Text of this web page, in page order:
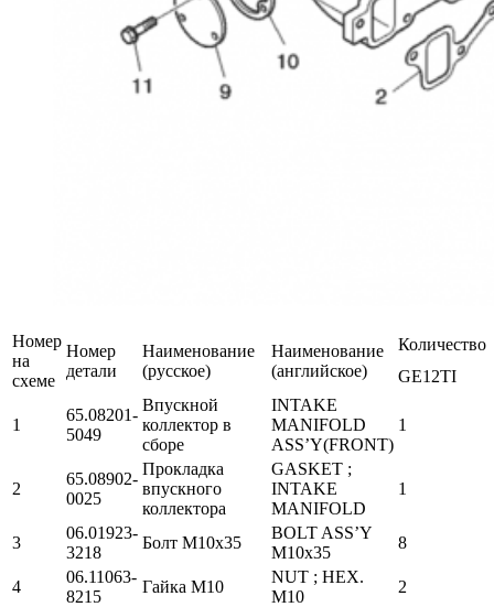
Номер
на
схеме
Номер
детали
Наименование
(русское)
Наименование
(английское)
Количество
GE12TI
1
65.08201-
5049
Впускной
коллектор в
сборе
INTAKE
MANIFOLD
ASS’Y(FRONT)
1
2
65.08902-
0025
Прокладка
впускного
коллектора
GASKET ;
INTAKE
MANIFOLD
1
3
06.01923-
3218
Болт М10х35
BOLT ASS’Y
M10x35
8
4
06.11063-
8215
Гайка М10
NUT ; HEX.
M10
2